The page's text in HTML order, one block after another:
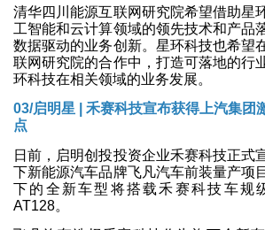
清华四川能源互联网研究院希望借助星
工智能和云计算领域的领先技术和产品
数据驱动的业务创新。星环科技也希望
联网研究院的合作中，打造可落地的行
环科技在相关领域的业务发展。
03/启明星 | 禾赛科技宣布获得上汽集团
点
日前，启明创投投资企业禾赛科技正式
下新能源汽车品牌飞凡汽车前装量产项
下的全新车型将搭载禾赛科技车规
AT128。